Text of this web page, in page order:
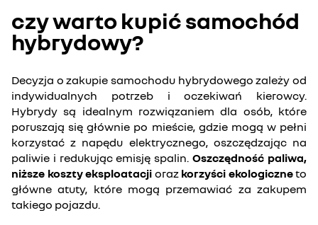
czy warto kupić samochód
hybrydowy?
Decyzja o zakupie samochodu hybrydowego zależy od
indywidualnych potrzeb i oczekiwań kierowcy.
Hybrydy są idealnym rozwiązaniem dla osób, które
poruszają się głównie po mieście, gdzie mogą w pełni
korzystać z napędu elektrycznego, oszczędzając na
paliwie i redukując emisję spalin.Oszczędność paliwa,
niższe koszty eksploatacji orazkorzyści ekologiczneto
główne atuty, które mogą przemawiać za zakupem
takiego pojazdu.